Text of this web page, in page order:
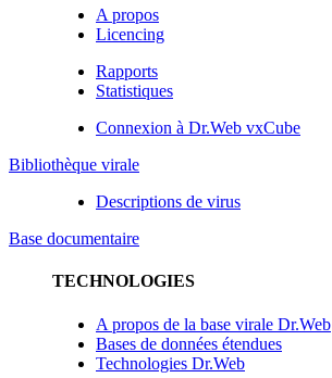
A propos
Licencing
Rapports
Statistiques
Connexion à Dr.Web vxCube
Bibliothèque virale
Descriptions de virus
Base documentaire
TECHNOLOGIES
A propos de la base virale Dr.Web
Bases de données étendues
Technologies Dr.Web